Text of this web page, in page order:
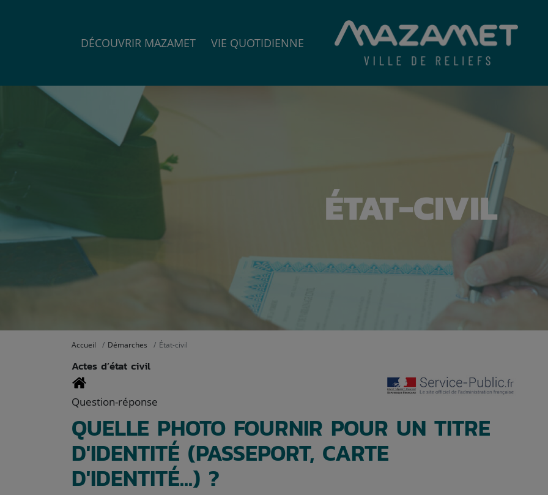
DÉCOUVRIR MAZAMET VIE QUOTIDIENNE
ÉTAT-CIVIL
Accueil Démarches État-civil
Actes d’état civil
Question-réponse
QUELLE PHOTO FOURNIR POUR UN TITRE
D'IDENTITÉ (PASSEPORT, CARTE
D'IDENTITÉ...) ?